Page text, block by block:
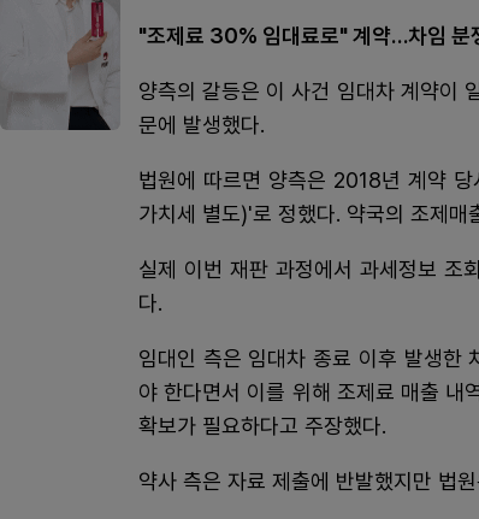
"조제료 30% 임대료로" 계약…차임 분
양측의 갈등은 이 사건 임대차 계약이
문에 발생했다.
법원에 따르면 양측은 2018년 계약
가치세 별도)'로 정했다. 약국의 조제
실제 이번 재판 과정에서 과세정보 조
다.
임대인 측은 임대차 종료 이후 발생한
야 한다면서 이를 위해 조제료 매출 내
확보가 필요하다고 주장했다.
약사 측은 자료 제출에 반발했지만 법